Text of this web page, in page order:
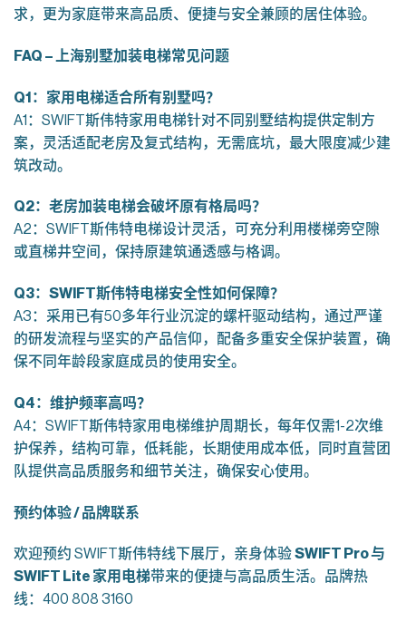
求，更为家庭带来高品质、便捷与安全兼顾的居住体验。
FAQ – 上海别墅加装电梯常见问题
Q1 ：家用电梯适合所有别墅吗？
A1：SWIFT斯伟特家用电梯针对不同别墅结构提供定制方
案，灵活适配老房及复式结构，无需底坑，最大限度减少建
筑改动。
Q2：老房加装电梯会破坏原有格局吗？
A2：SWIFT斯伟特电梯设计灵活，可充分利用楼梯旁空隙
或直梯井空间，保持原建筑通透感与格调。
Q3：SWIFT斯伟特电梯安全性如何保障？
A3：采用已有50多年行业沉淀的螺杆驱动结构，通过严谨
的研发流程与坚实的产品信仰，配备多重安全保护装置，确
保不同年龄段家庭成员的使用安全。
Q4：维护频率高吗？
A4：SWIFT斯伟特家用电梯维护周期长，每年仅需1-2次维
护保养，结构可靠，低耗能，长期使用成本低，同时直营团
队提供高品质服务和细节关注，确保安心使用。
预约体验 /品牌联系
欢迎预约 SWIFT斯伟特线下展厅，亲身体验SWIFT Pro与
SWIFT Lite 家用电梯带来的便捷与高品质生活。品牌热
线：400 808 3160